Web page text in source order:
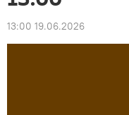
13:00 19.06.2026